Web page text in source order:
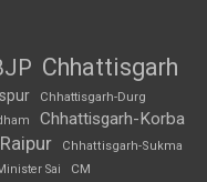
Chhattisgarh
Chhattisgarh-Durg
Chhattisgarh-Korba
Chhattisgarh-Sukma
Sai CM